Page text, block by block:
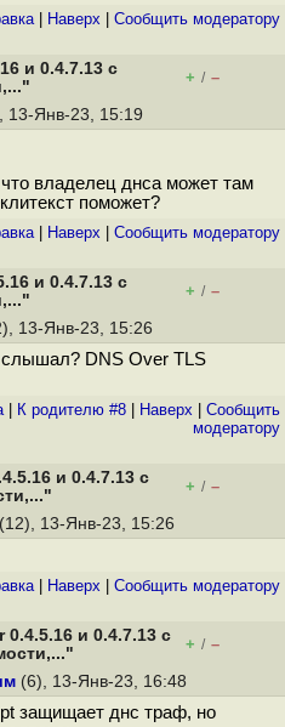
| Наверх Cообщить модератору
и 0.4.7.13 с
+ / –
13-Янв-23, 15:19
владелец днса может там
поможет?
| Наверх Cообщить модератору
и 0.4.7.13 с
+ / –
13-Янв-23, 15:26
DNS Over TLS
| К родителю #8 Наверх
Cообщить
модератору
и 0.4.7.13 с
+ / –
(12), 13-Янв-23, 15:26
| Наверх Cообщить модератору
и 0.4.7.13 с
+ / –
(6), 13-Янв-23, 16:48
защищает днс траф, но